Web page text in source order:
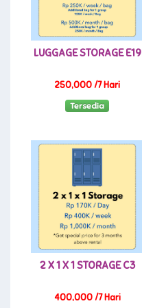
LUGGAGE STORAGE E19
250,000 /7 Hari
Tersedia
2 X 1 X 1 STORAGE C3
400,000 /7 Hari